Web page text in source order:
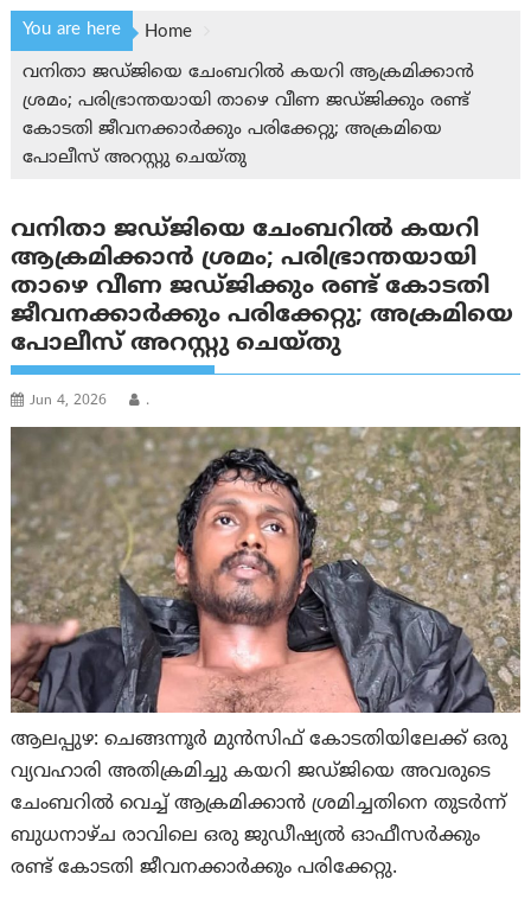
You are here
Home
വനിതാ ജഡ്ജിയെ ചേംബറില്‍ കയറി ആക്രമിക്കാന്‍
ശ്രമം; പരിഭ്രാന്തയായി താഴെ വീണ ജഡ്ജിക്കും രണ്ട്
കോടതി ജീവനക്കാര്‍ക്കും പരിക്കേറ്റു; അക്രമിയെ
പോലീസ് അറസ്റ്റു ചെയ്തു
വനിതാ ജഡ്ജിയെ ചേംബറില്‍ കയറി
ആക്രമിക്കാന്‍ ശ്രമം; പരിഭ്രാന്തയായി
താഴെ വീണ ജഡ്ജിക്കും രണ്ട് കോടതി
ജീവനക്കാര്‍ക്കും പരിക്കേറ്റു; അക്രമിയെ
പോലീസ് അറസ്റ്റു ചെയ്തു
Jun 4, 2026 .
ആലപ്പുഴ: ചെങ്ങന്നൂർ മുൻസിഫ് കോടതിയിലേക്ക് ഒരു
വ്യവഹാരി അതിക്രമിച്ചു കയറി ജഡ്ജിയെ അവരുടെ
ചേംബറിൽ വെച്ച് ആക്രമിക്കാൻ ശ്രമിച്ചതിനെ തുടർന്ന്
ബുധനാഴ്ച രാവിലെ ഒരു ജുഡീഷ്യൽ ഓഫീസർക്കും
രണ്ട് കോടതി ജീവനക്കാർക്കും പരിക്കേറ്റു.